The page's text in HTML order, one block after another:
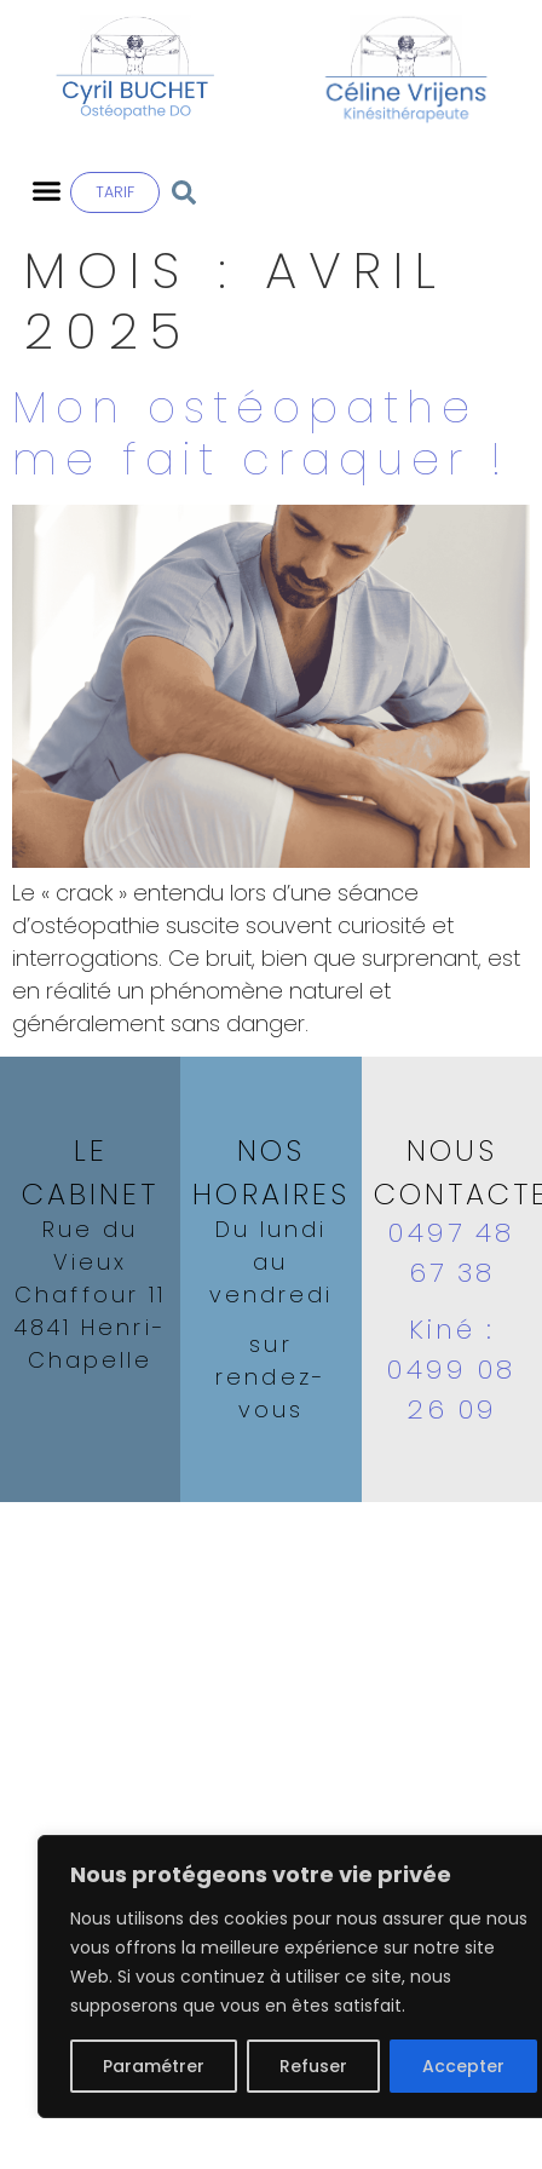
Nous protégeons votre vie privée
Nous utilisons des cookies pour nous assurer que nous
vous offrons la meilleure expérience sur notre site
Web. Si vous continuez à utiliser ce site, nous
supposerons que vous en êtes satisfait.
Paramétrer Refuser Accepter
TARIF
MOIS : AVRIL
2025
Mon ostéopathe
me fait craquer !
Le « crack » entendu lors d’une séance
d’ostéopathie suscite souvent curiosité et
interrogations. Ce bruit, bien que surprenant, est
en réalité un phénomène naturel et
généralement sans danger.
LE
CABINET
Rue du
Vieux
Chaffour 11
4841 Henri-
Chapelle
NOS
HORAIRES
Du lundi
au
vendredi
sur
rendez-
vous
NOUS
0497 48
67 38
Kiné :
0499 08
26 09